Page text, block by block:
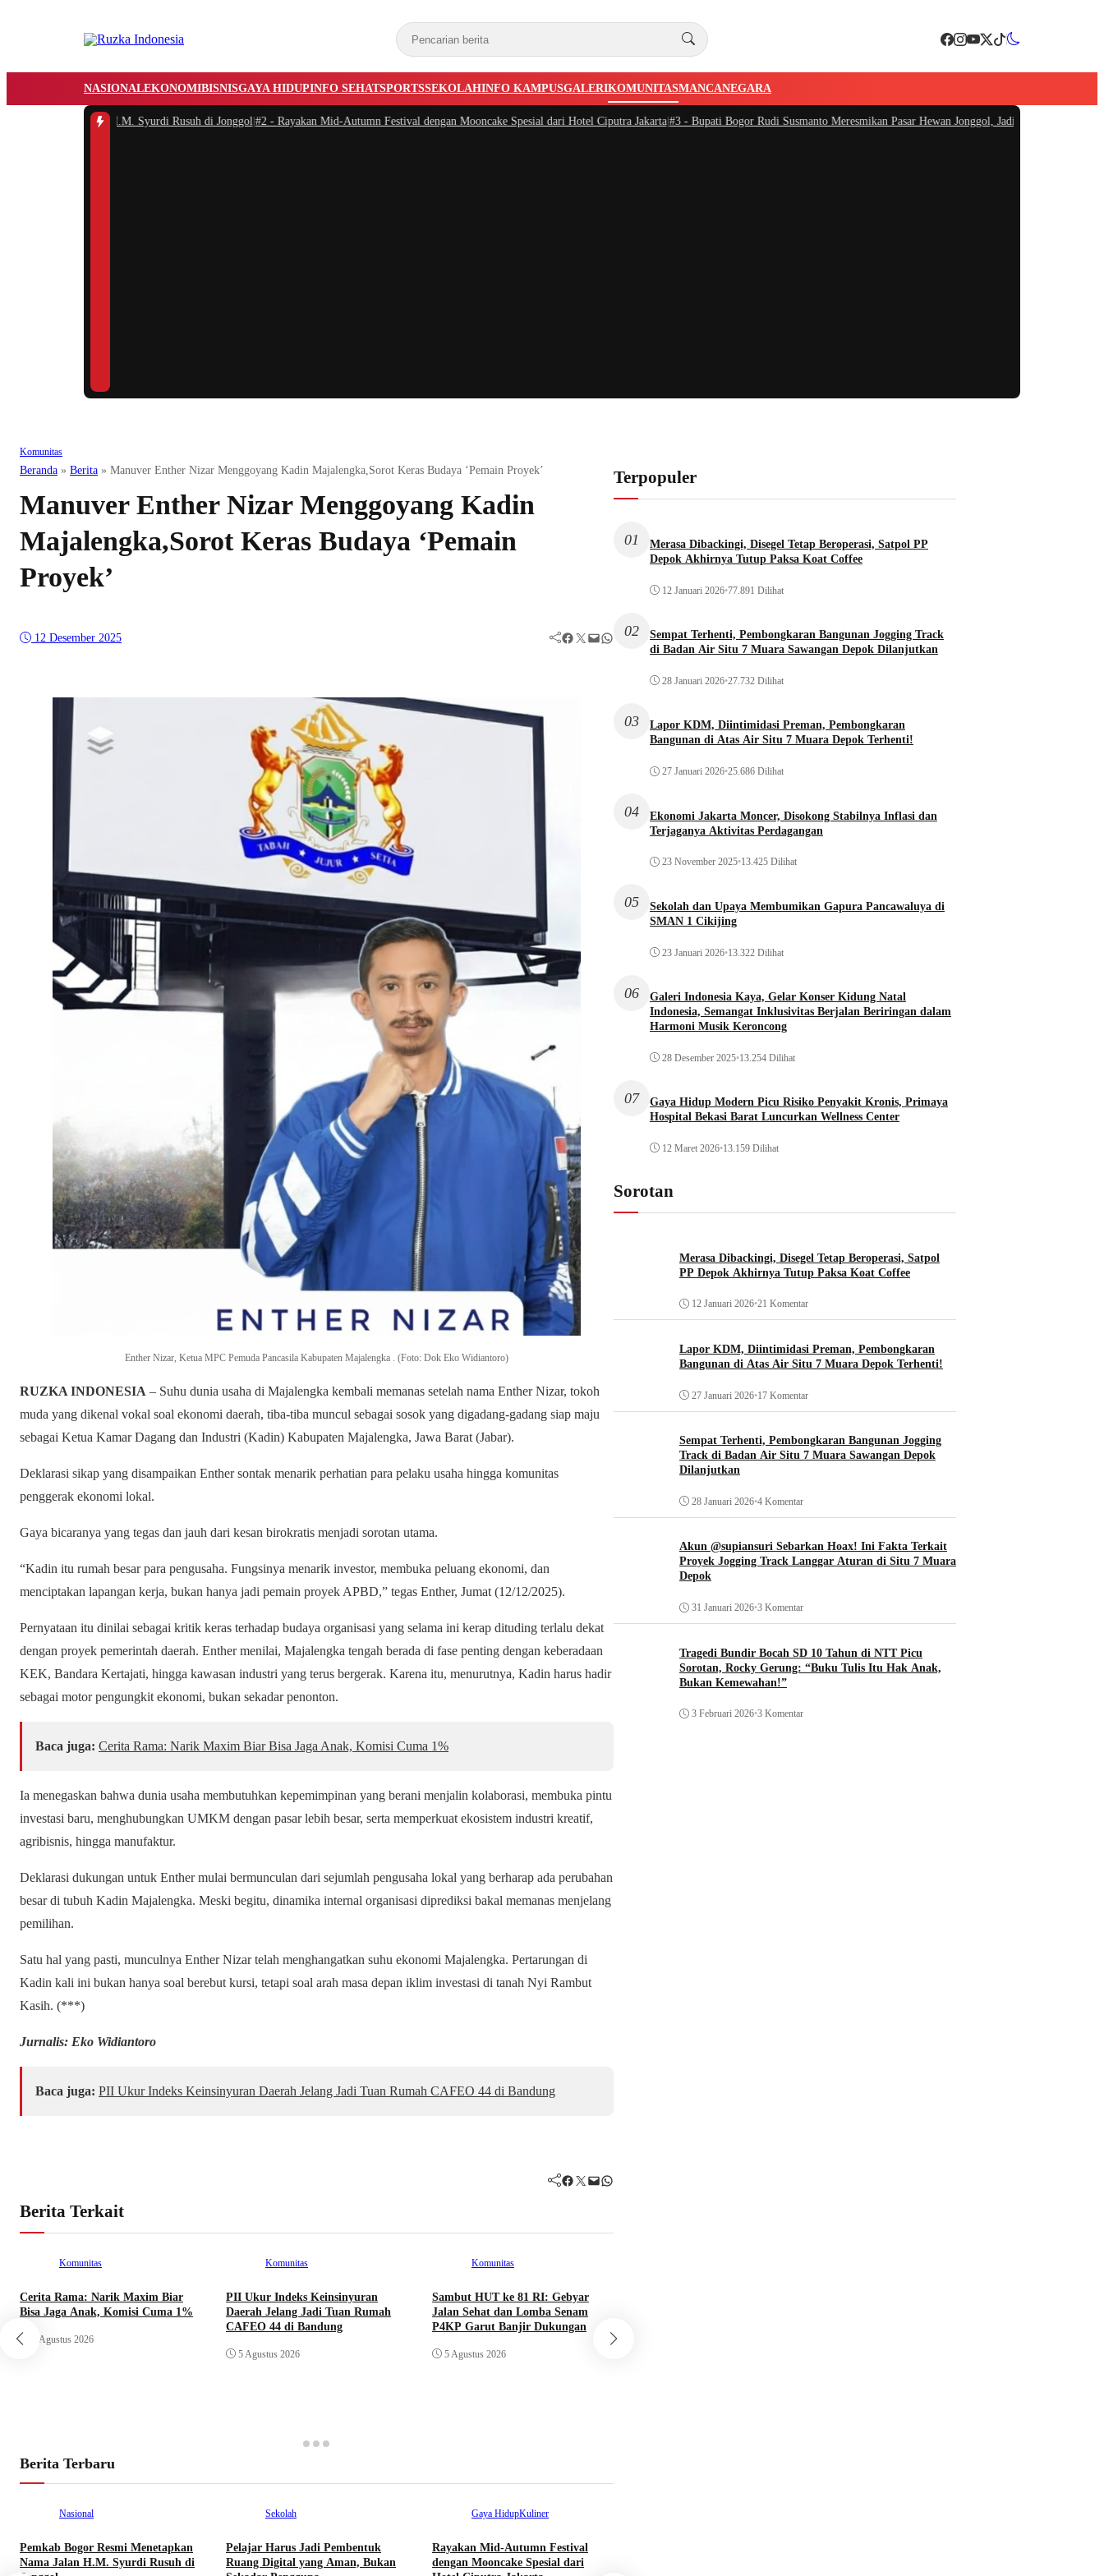
NASIONALEKONOMIBISNISGAYA HIDUPINFO SEHATSPORTSSEKOLAHINFO KAMPUSGALERIKOMUNITASMANCANEGARA
Jalan H.M. Syurdi Rusuh di Jonggol|#2 -Rayakan Mid-Autumn Festival dengan Mooncake Spesial dari Hotel Ciputra Jakarta|#3 -Bupati Bogor Rudi Susmanto Meresmikan Pasar Hewan Jonggol, Jadi Pasar Hewan Terbesar di
Komunitas
Beranda » Berita » Manuver Enther Nizar Menggoyang Kadin Majalengka,Sorot Keras Budaya ‘Pemain Proyek’
Manuver Enther Nizar Menggoyang Kadin
Majalengka,Sorot Keras Budaya ‘Pemain
Proyek’
12 Desember 2025 Facebook Twitter Mail WhatsApp
Enther Nizar, Ketua MPC Pemuda Pancasila Kabupaten Majalengka . (Foto: Dok Eko Widiantoro)
RUZKA INDONESIA – Suhu dunia usaha di Majalengka kembali memanas setelah nama Enther Nizar, tokoh
muda yang dikenal vokal soal ekonomi daerah, tiba-tiba muncul sebagai sosok yang digadang-gadang siap maju
sebagai Ketua Kamar Dagang dan Industri (Kadin) Kabupaten Majalengka, Jawa Barat (Jabar).
Deklarasi sikap yang disampaikan Enther sontak menarik perhatian para pelaku usaha hingga komunitas
penggerak ekonomi lokal.
Gaya bicaranya yang tegas dan jauh dari kesan birokratis menjadi sorotan utama.
“Kadin itu rumah besar para pengusaha. Fungsinya menarik investor, membuka peluang ekonomi, dan
menciptakan lapangan kerja, bukan hanya jadi pemain proyek APBD,” tegas Enther, Jumat (12/12/2025).
Pernyataan itu dinilai sebagai kritik keras terhadap budaya organisasi yang selama ini kerap dituding terlalu dekat
dengan proyek pemerintah daerah. Enther menilai, Majalengka tengah berada di fase penting dengan keberadaan
KEK, Bandara Kertajati, hingga kawasan industri yang terus bergerak. Karena itu, menurutnya, Kadin harus hadir
sebagai motor pengungkit ekonomi, bukan sekadar penonton.
Baca juga: Cerita Rama: Narik Maxim Biar Bisa Jaga Anak, Komisi Cuma 1%
Ia menegaskan bahwa dunia usaha membutuhkan kepemimpinan yang berani menjalin kolaborasi, membuka pintu
investasi baru, menghubungkan UMKM dengan pasar lebih besar, serta memperkuat ekosistem industri kreatif,
agribisnis, hingga manufaktur.
Deklarasi dukungan untuk Enther mulai bermunculan dari sejumlah pengusaha lokal yang berharap ada perubahan
besar di tubuh Kadin Majalengka. Meski begitu, dinamika internal organisasi diprediksi bakal memanas menjelang
pemilihan.
Satu hal yang pasti, munculnya Enther Nizar telah menghangatkan suhu ekonomi Majalengka. Pertarungan di
Kadin kali ini bukan hanya soal berebut kursi, tetapi soal arah masa depan iklim investasi di tanah Nyi Rambut
Kasih. (***)
Jurnalis: Eko Widiantoro
Baca juga: PII Ukur Indeks Keinsinyuran Daerah Jelang Jadi Tuan Rumah CAFEO 44 di Bandung
Facebook Twitter Mail WhatsApp
Berita Terkait
Komunitas
Cerita Rama: Narik Maxim Biar
Bisa Jaga Anak, Komisi Cuma 1%
5 Agustus 2026
Komunitas
PII Ukur Indeks Keinsinyuran
Daerah Jelang Jadi Tuan Rumah
CAFEO 44 di Bandung
5 Agustus 2026
Komunitas
Sambut HUT ke 81 RI: Gebyar
Jalan Sehat dan Lomba Senam
P4KP Garut Banjir Dukungan
5 Agustus 2026
Berita Terbaru
Nasional
Pemkab Bogor Resmi Menetapkan
Nama Jalan H.M. Syurdi Rusuh di
Sekolah
Pelajar Harus Jadi Pembentuk
Ruang Digital yang Aman, Bukan
Gaya HidupKuliner
Rayakan Mid-Autumn Festival
dengan Mooncake Spesial dari
Terpopuler
01
Merasa Dibackingi, Disegel Tetap Beroperasi, Satpol PP
Depok Akhirnya Tutup Paksa Koat Coffee
12 Januari 2026•77.891 Dilihat
02
Sempat Terhenti, Pembongkaran Bangunan Jogging Track
di Badan Air Situ 7 Muara Sawangan Depok Dilanjutkan
28 Januari 2026•27.732 Dilihat
03
Lapor KDM, Diintimidasi Preman, Pembongkaran
Bangunan di Atas Air Situ 7 Muara Depok Terhenti!
27 Januari 2026•25.686 Dilihat
04
Ekonomi Jakarta Moncer, Disokong Stabilnya Inflasi dan
Terjaganya Aktivitas Perdagangan
23 November 2025•13.425 Dilihat
05
Sekolah dan Upaya Membumikan Gapura Pancawaluya di
SMAN 1 Cikijing
23 Januari 2026•13.322 Dilihat
06
Galeri Indonesia Kaya, Gelar Konser Kidung Natal
Indonesia, Semangat Inklusivitas Berjalan Beriringan dalam
Harmoni Musik Keroncong
28 Desember 2025•13.254 Dilihat
07
Gaya Hidup Modern Picu Risiko Penyakit Kronis, Primaya
Hospital Bekasi Barat Luncurkan Wellness Center
12 Maret 2026•13.159 Dilihat
Sorotan
Merasa Dibackingi, Disegel Tetap Beroperasi, Satpol
PP Depok Akhirnya Tutup Paksa Koat Coffee
12 Januari 2026•21 Komentar
Lapor KDM, Diintimidasi Preman, Pembongkaran
Bangunan di Atas Air Situ 7 Muara Depok Terhenti!
27 Januari 2026•17 Komentar
Sempat Terhenti, Pembongkaran Bangunan Jogging
Track di Badan Air Situ 7 Muara Sawangan Depok
Dilanjutkan
28 Januari 2026•4 Komentar
Akun @supiansuri Sebarkan Hoax! Ini Fakta Terkait
Proyek Jogging Track Langgar Aturan di Situ 7 Muara
Depok
31 Januari 2026•3 Komentar
Tragedi Bundir Bocah SD 10 Tahun di NTT Picu
Sorotan, Rocky Gerung: “Buku Tulis Itu Hak Anak,
Bukan Kemewahan!”
3 Februari 2026•3 Komentar